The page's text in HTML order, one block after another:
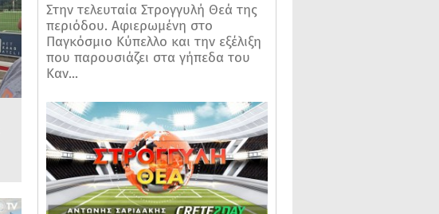
Στην τελευταία Στρογγυλή Θεά της
περιόδου. Αφιερωμένη στο
Παγκόσμιο Κύπελλο και την εξέλιξη
που παρουσιάζει στα γήπεδα του
Καν...